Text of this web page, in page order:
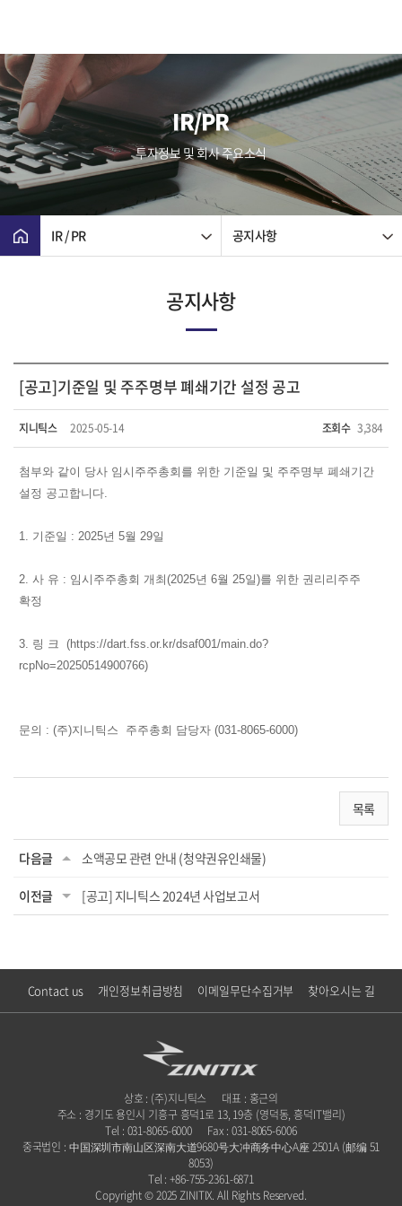
IR/PR
투자정보 및 회사 주요소식
IR / PR 공지사항
공지사항
[공고]기준일 및 주주명부 폐쇄기간 설정 공고
지니틱스 2025-05-14 조회수 3,384
첨부와 같이 당사 임시주주총회를 위한 기준일 및 주주명부 폐쇄기간
설정 공고합니다.
1. 기준일 : 2025년 5월 29일
2. 사 유 : 임시주주총회 개최(2025년 6월 25일)를 위한 권리리주주
확정
3. 링 크 (https://dart.fss.or.kr/dsaf001/main.do?
rcpNo=20250514900766)
문의 : (주)지니틱스 주주총회 담당자 (031-8065-6000)
목록
다음글 소액공모 관련 안내 (청약권유인쇄물)
이전글 [공고] 지니틱스 2024년 사업보고서
Contact us 개인정보취급방침 이메일무단수집거부 찾아오시는 길
상호 : (주)지니틱스
대표 : 홍근의
주소 : 경기도 용인시 기흥구 흥덕1로 13, 19층 (영덕동, 흥덕IT밸리)
Tel : 031-8065-6000
Fax : 031-8065-6006
중국법인 : 中国深圳市南山区深南大道9680号大冲商务中心A座 2501A (邮编 51
8053)
Tel : +86-755-2361-6871
Copyright © 2025 ZINITIX. All Rights Reserved.